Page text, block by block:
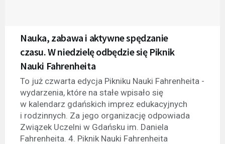
Nauka, zabawa i aktywne spędzanie
czasu. W niedzielę odbędzie się Piknik
Nauki Fahrenheita
To już czwarta edycja Pikniku Nauki Fahrenheita -
wydarzenia, które na stałe wpisało się
w kalendarz gdańskich imprez edukacyjnych
i rodzinnych. Za jego organizację odpowiada
Związek Uczelni w Gdańsku im. Daniela
Fahrenheita. 4. Piknik Nauki Fahrenheita